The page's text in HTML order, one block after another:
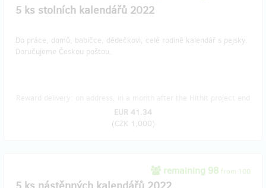
5 ks stolních kalendářů 2022
Do práce, domů, babičce, dědečkovi, celé rodině kalendář s pejsky.
Doručujeme Českou poštou.
EUR 41.34
(CZK 1,000)
remaining 98 from 100